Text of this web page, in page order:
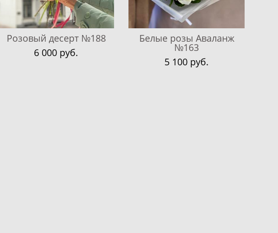
Розовый десерт №188
6 000 pуб.
Белые розы Аваланж
№163
5 100 pуб.